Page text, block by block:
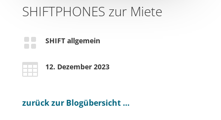
SHIFTPHONES zur Miete
 SHIFT allgemein
 12. Dezember 2023
zurück zur Blogübersicht …